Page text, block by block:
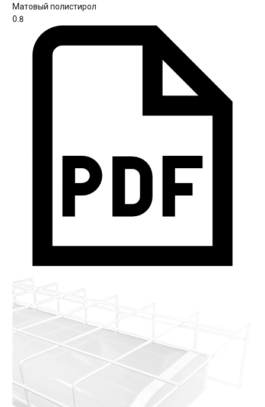
Матовый полистирол
0.8